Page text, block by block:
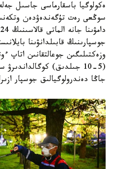
سوڭعى رەت تۇگەندەۋدەن
جوسپارىنىڭ قابىلدانۋىنا
وزەكتىلىگىن جوعالتقانىن اتاپ
(5-10 جىلدىق)
جاڭا دەندرولوگيالىق جوسپار